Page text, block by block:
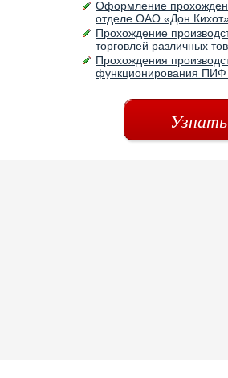
Оформление
отделе ОАО «Дон
Прохождение
торговлей различных
Прохождения
функционирования ПИФ